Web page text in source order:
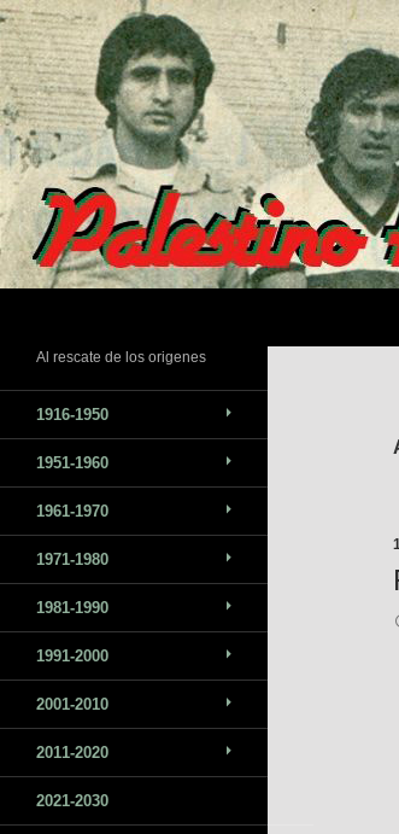
Saltar
al
contenido
Al rescate de los origenes
1916-1950
1951-1960
1961-1970
1971-1980
1981-1990
1991-2000
2001-2010
2011-2020
2021-2030